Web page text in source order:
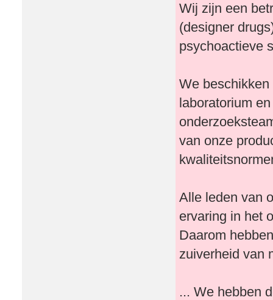
Wij zijn een
(designer
psychoactieve
We
laboratorium
van onze
Alle leden van
ervaring in het
Daarom
zuiverheid van
... We hebben